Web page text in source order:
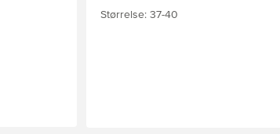
Størrelse: 37-40